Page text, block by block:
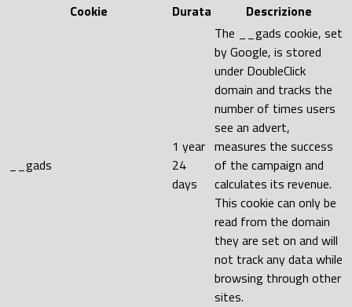
Cookie
Durata Descrizione
__gads
1 year
24
days
The __gads cookie, set
by Google, is stored
under DoubleClick
domain and tracks the
number of times users
see an advert,
measures the success
of the campaign and
calculates its revenue.
This cookie can only be
read from the domain
they are set on and will
not track any data while
browsing through other
sites.